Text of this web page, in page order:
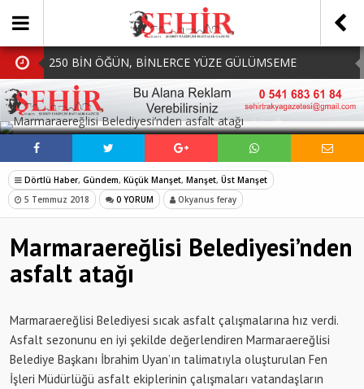
250 BİN ÖĞÜN, BİNLERCE YÜZE GÜLÜMSEME
BAŞKAN MÜGE YILDIZ TOPAK: ‘SOSYAL
BELEDİYECİLİKTE HİÇBİR HEMŞERİMİZİ YALNIZ
BIRAKMIYORUZ!’
MHP Çorlu İlçe Teşkilatında Yeni Dönem Başladı:
Mazbatalar Alındı
Dolu Vurdu, Büyükşehir Üreticiyi Yalnız Bırakmadı
SOFRALARDA BEREKETİ, GÖNÜLLERDE DAYANIŞMAYI
SOSYAL MEDYADA PAYLAŞ
Dörtlü Haber, Gündem, Küçük Manşet, Manşet, Üst Manşet
5 Temmuz 2018
0 YORUM Okyanus feray
Marmaraereğlisi Belediyesi’nden
asfalt atağı
Marmaraereğlisi Belediyesi sıcak asfalt çalışmalarına hız verdi.
Asfalt sezonunu en iyi şekilde değerlendiren Marmaraereğlisi
Belediye Başkanı İbrahim Uyan’ın talimatıyla oluşturulan Fen
İşleri Müdürlüğü asfalt ekiplerinin çalışmaları vatandaşların